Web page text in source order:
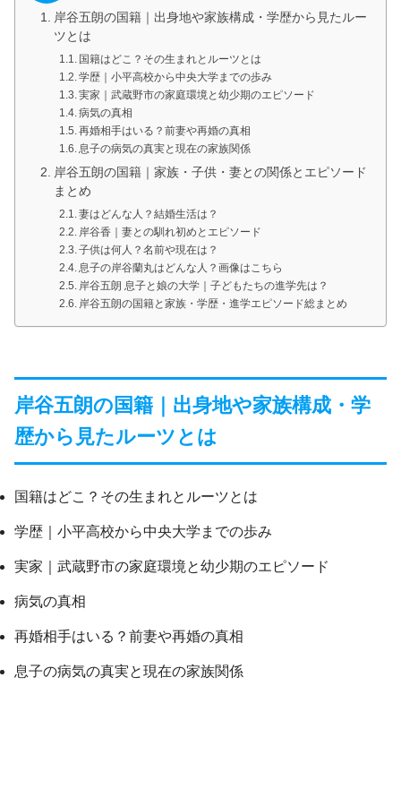
岸谷五朗の国籍｜出身地や家族構成・学歴から見たルー
ツとは
国籍はどこ？その生まれとルーツとは
学歴｜小平高校から中央大学までの歩み
実家｜武蔵野市の家庭環境と幼少期のエピソード
病気の真相
再婚相手はいる？前妻や再婚の真相
息子の病気の真実と現在の家族関係
岸谷五朗の国籍｜家族・子供・妻との関係とエピソード
まとめ
妻はどんな人？結婚生活は？
岸谷香｜妻との馴れ初めとエピソード
子供は何人？名前や現在は？
息子の岸谷蘭丸はどんな人？画像はこちら
岸谷五朗 息子と娘の大学｜子どもたちの進学先は？
岸谷五朗の国籍と家族・学歴・進学エピソード総まとめ
岸谷五朗の国籍｜出身地や家族構成・学
歴から見たルーツとは
国籍はどこ？その生まれとルーツとは
学歴｜小平高校から中央大学までの歩み
実家｜武蔵野市の家庭環境と幼少期のエピソード
病気の真相
再婚相手はいる？前妻や再婚の真相
息子の病気の真実と現在の家族関係